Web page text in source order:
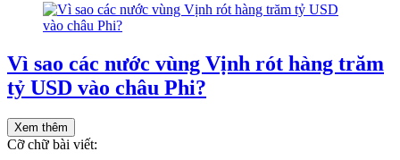
Vì sao các nước vùng Vịnh rót hàng trăm
tỷ USD vào châu Phi?
Xem thêm
Cỡ chữ bài viết: